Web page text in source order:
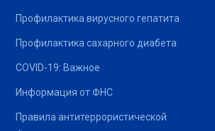
Профилактика вирусного гепатита
Профилактика сахарного диабета
COVID-19: Важное
Информация от ФНС
Правила антитеррористической